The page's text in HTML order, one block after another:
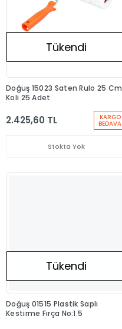
Tükendi
Doğuş 15023 Saten Rulo 25 Cm
Koli 25 Adet
2.425,60 TL KARGO
BEDAVA
Stokta Yok
Tükendi
Doğuş 01515 Plastik Saplı
Kestirme Fırça No:1.5